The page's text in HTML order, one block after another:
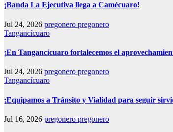
¡Banda La Ejecutiva llega a Camécuaro!
Jul 24, 2026 pregonero pregonero
Tangancícuaro
¡En Tangancícuaro fortalecemos el
Jul 24, 2026 pregonero pregonero
Tangancícuaro
¡Equipamos a Tránsito y Vialidad para seguir
Jul 16, 2026 pregonero pregonero